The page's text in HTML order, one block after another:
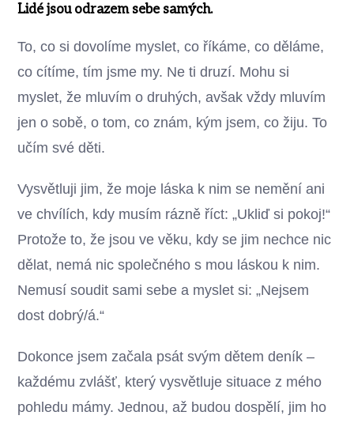
Lidé jsou odrazem sebe samých.
To, co si dovolíme myslet, co říkáme, co děláme,
co cítíme, tím jsme my. Ne ti druzí. Mohu si
myslet, že mluvím o druhých, avšak vždy mluvím
jen o sobě, o tom, co znám, kým jsem, co žiju. To
učím své děti.
Vysvětluji jim, že moje láska k nim se nemění ani
ve chvílích, kdy musím rázně říct: „Ukliď si pokoj!“
Protože to, že jsou ve věku, kdy se jim nechce nic
dělat, nemá nic společného s mou láskou k nim.
Nemusí soudit sami sebe a myslet si: „Nejsem
dost dobrý/á.“
Dokonce jsem začala psát svým dětem deník –
každému zvlášť, který vysvětluje situace z mého
pohledu mámy. Jednou, až budou dospělí, jim ho